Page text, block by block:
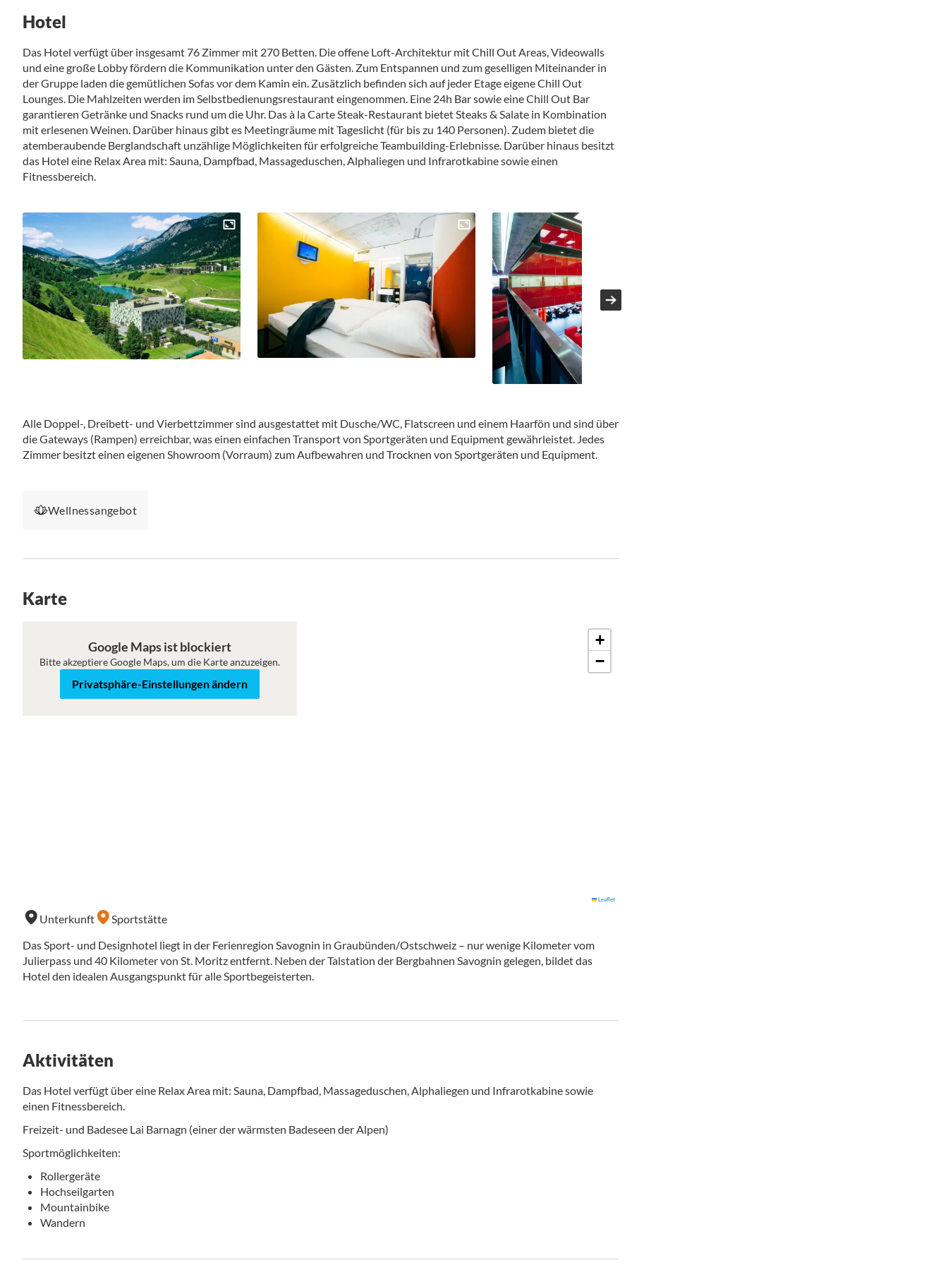
Hotel
Das Hotel verfügt über insgesamt 76 Zimmer mit 270 Betten. Die offene Loft-Architektur mit Chill Out Areas, Videowalls
und eine große Lobby fördern die Kommunikation unter den Gästen. Zum Entspannen und zum geselligen Miteinander in
der Gruppe laden die gemütlichen Sofas vor dem Kamin ein. Zusätzlich befinden sich auf jeder Etage eigene Chill Out
Lounges. Die Mahlzeiten werden im Selbstbedienungsrestaurant eingenommen. Eine 24h Bar sowie eine Chill Out Bar
garantieren Getränke und Snacks rund um die Uhr. Das à la Carte Steak-Restaurant bietet Steaks & Salate in Kombination
mit erlesenen Weinen. Darüber hinaus gibt es Meetingräume mit Tageslicht (für bis zu 140 Personen). Zudem bietet die
atemberaubende Berglandschaft unzählige Möglichkeiten für erfolgreiche Teambuilding-Erlebnisse. Darüber hinaus besitzt
das Hotel eine Relax Area mit: Sauna, Dampfbad, Massageduschen, Alphaliegen und Infrarotkabine sowie einen
Fitnessbereich.
Alle Doppel-, Dreibett- und Vierbettzimmer sind ausgestattet mit Dusche/WC, Flatscreen und einem Haarfön und sind über
die Gateways (Rampen) erreichbar, was einen einfachen Transport von Sportgeräten und Equipment gewährleistet. Jedes
Zimmer besitzt einen eigenen Showroom (Vorraum) zum Aufbewahren und Trocknen von Sportgeräten und Equipment.
Wellnessangebot
Karte
Roadmap Satellit
+
−
Leaflet
Google Maps ist blockiert
Bitte akzeptiere Google Maps, um die Karte anzuzeigen.
Privatsphäre-Einstellungen ändern
Unterkunft
Sportstätte
Das Sport- und Designhotel liegt in der Ferienregion Savognin in Graubünden/Ostschweiz – nur wenige Kilometer vom
Julierpass und 40 Kilometer von St. Moritz entfernt. Neben der Talstation der Bergbahnen Savognin gelegen, bildet das
Hotel den idealen Ausgangspunkt für alle Sportbegeisterten.
Aktivitäten
Das Hotel verfügt über eine Relax Area mit: Sauna, Dampfbad, Massageduschen, Alphaliegen und Infrarotkabine sowie
einen Fitnessbereich.
Freizeit- und Badesee Lai Barnagn (einer der wärmsten Badeseen der Alpen)
Sportmöglichkeiten:
Rollergeräte
Hochseilgarten
Mountainbike
Wandern